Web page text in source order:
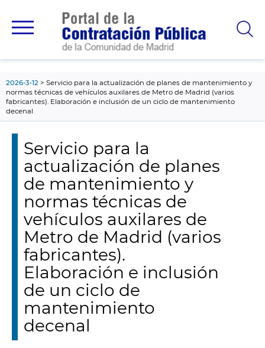
principal
2026-3-12
Servicio para la actualización de planes de mantenimiento y
normas técnicas de vehículos auxilares de Metro de Madrid (varios
fabricantes). Elaboración e inclusión de un ciclo de mantenimiento
decenal
Servicio para la
actualización de planes
de mantenimiento y
normas técnicas de
vehículos auxilares de
Metro de Madrid (varios
fabricantes).
Elaboración e inclusión
de un ciclo de
mantenimiento
decenal